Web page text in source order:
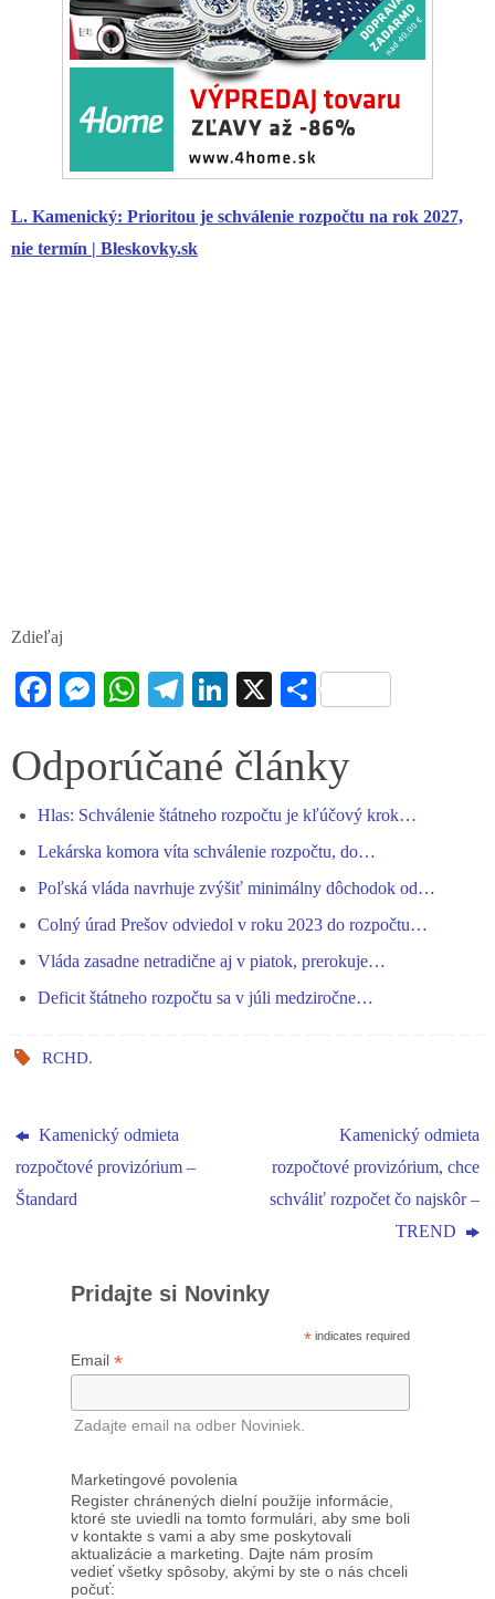
L. Kamenický: Prioritou je schválenie rozpočtu na rok 2027,
nie termín | Bleskovky.sk
Zdieľaj
Fa
bo
ok
M
se
er
W
ts
pp
Te
gr
m
Li
ed
X S
re
Odporúčané články
Hlas: Schválenie štátneho rozpočtu je kľúčový krok…
Lekárska komora víta schválenie rozpočtu, do…
Poľská vláda navrhuje zvýšiť minimálny dôchodok od…
Colný úrad Prešov odviedol v roku 2023 do rozpočtu…
Vláda zasadne netradične aj v piatok, prerokuje…
Deficit štátneho rozpočtu sa v júli medziročne…
RCHD.
Kamenický odmieta
rozpočtové provizórium –
Štandard
Kamenický odmieta
rozpočtové provizórium, chce
schváliť rozpočet čo najskôr –
TREND
Pridajte si Novinky
* indicates required
Email *
Zadajte email na odber Noviniek.
Marketingové povolenia
Register chránených dielní použije informácie,
ktoré ste uviedli na tomto formulári, aby sme boli
v kontakte s vami a aby sme poskytovali
aktualizácie a marketing. Dajte nám prosím
vedieť všetky spôsoby, akými by ste o nás chceli
počuť: